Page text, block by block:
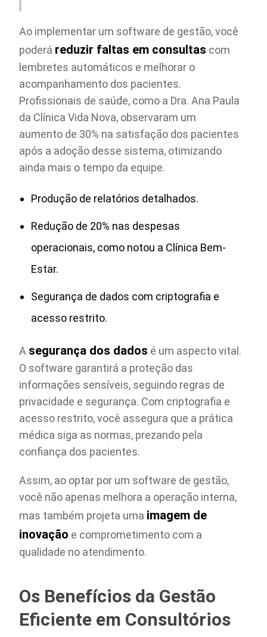
Ao implementar um software de gestão, você
poderá reduzir faltas em consultas com
lembretes automáticos e melhorar o
acompanhamento dos pacientes.
Profissionais de saúde, como a Dra. Ana Paula
da Clínica Vida Nova, observaram um
aumento de 30% na satisfação dos pacientes
após a adoção desse sistema, otimizando
ainda mais o tempo da equipe.
Produção de relatórios detalhados.
Redução de 20% nas despesas
operacionais, como notou a Clínica Bem-
Estar.
Segurança de dados com criptografia e
acesso restrito.
A segurança dos dados é um aspecto vital.
O software garantirá a proteção das
informações sensíveis, seguindo regras de
privacidade e segurança. Com criptografia e
acesso restrito, você assegura que a prática
médica siga as normas, prezando pela
confiança dos pacientes.
Assim, ao optar por um software de gestão,
você não apenas melhora a operação interna,
mas também projeta uma imagem de
inovação e comprometimento com a
qualidade no atendimento.
Os Benefícios da Gestão
Eficiente em Consultórios